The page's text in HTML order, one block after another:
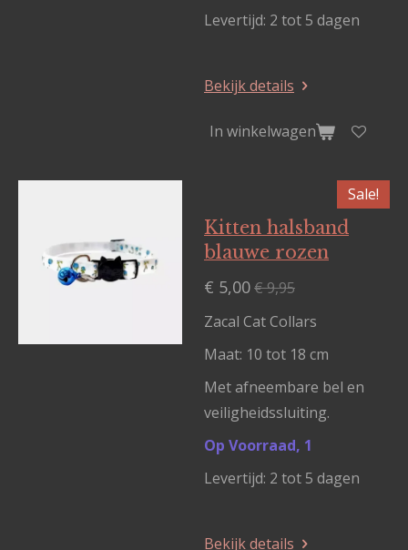
Levertijd: 2 tot 5 dagen
Bekijk details
In winkelwagen
Sale!
Kitten halsband
blauwe rozen
€ 5,00€ 9,95
Zacal Cat Collars
Maat: 10 tot 18 cm
Met afneembare bel en
veiligheidssluiting.
Op Voorraad, 1
Levertijd: 2 tot 5 dagen
Bekijk details